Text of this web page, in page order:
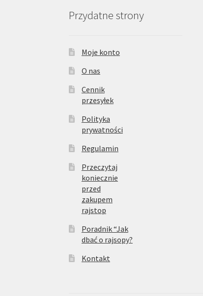
Przydatne strony
Moje konto
O nas
Cennik
przesyłek
Polityka
prywatności
Regulamin
Przeczytaj
koniecznie
przed
zakupem
rajstop
Poradnik “Jak
dbać o rajsopy?
Kontakt